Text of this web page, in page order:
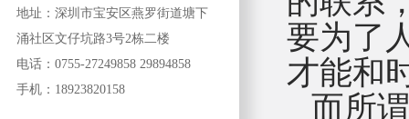
地址：深圳市宝安区燕罗街道塘下
涌社区文仔坑路3号2栋二楼
电话：0755-27249858 29894858
手机：18923820158
要为了
才能和
而所